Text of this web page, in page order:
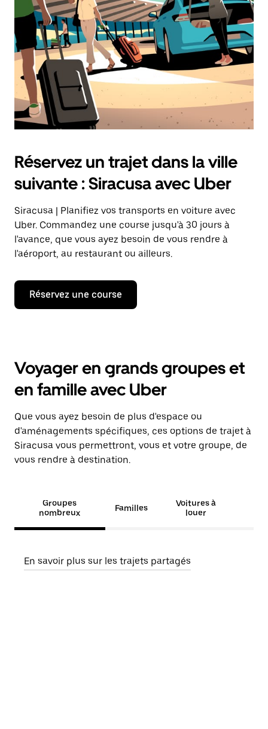
la
touche
Échap
pour
fermer
calendrier.
Réservez un trajet dans la ville
suivante : Siracusa avec Uber
Siracusa | Planifiez vos transports en voiture avec
Uber. Commandez une course jusqu'à 30 jours à
l'avance, que vous ayez besoin de vous rendre à
l'aéroport, au restaurant ou ailleurs.
Réservez une course
Voyager en grands groupes et
en famille avec Uber
Que vous ayez besoin de plus d'espace ou
d'aménagements spécifiques, ces options de trajet à
Siracusa vous permettront, vous et votre groupe, de
vous rendre à destination.
Groupes
nombreux
Familles
Voitures à
louer
En savoir plus sur les trajets partagés